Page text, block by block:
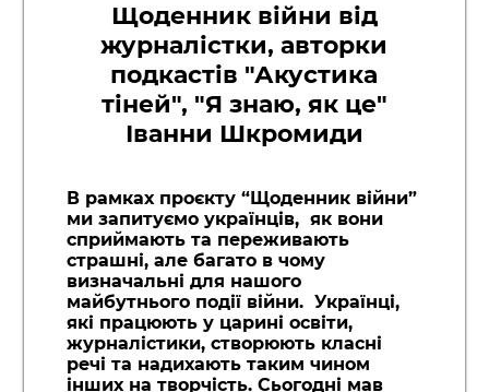
Щоденник війни від
журналістки, авторки
подкастів "Акустика
тіней", "Я знаю, як це"
Іванни Шкромиди
В рамках проєкту “Щоденник війни”
ми запитуємо українців, як вони
сприймають та переживають
страшні, але багато в чому
визначальні для нашого
майбутнього події війни. Українці,
які працюють у царині освіти,
журналістики, створюють класні
речі та надихають таким чином
інших на творчість. Сьогодні мав